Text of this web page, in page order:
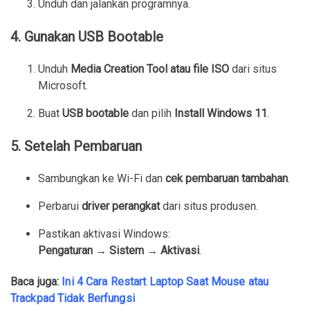
Unduh dan jalankan programnya.
4. Gunakan USB Bootable
Unduh Media Creation Tool atau file ISO dari situs
Microsoft.
Buat USB bootable dan pilih Install Windows 11.
5. Setelah Pembaruan
Sambungkan ke Wi-Fi dan cek pembaruan tambahan.
Perbarui driver perangkatdari situs produsen.
Pastikan aktivasi Windows:
Pengaturan → Sistem → Aktivasi.
Baca juga: Ini 4 Cara Restart Laptop Saat Mouse atau
Trackpad Tidak Berfungsi